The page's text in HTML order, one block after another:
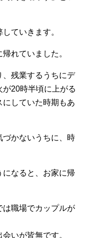
ていきます。
れていました。
、残業するうちにデ
20時半頃に上がる
にしていた時期もあ
づかないうちに、時
なると、お家に帰
は職場でカップルが
いが皆無です。